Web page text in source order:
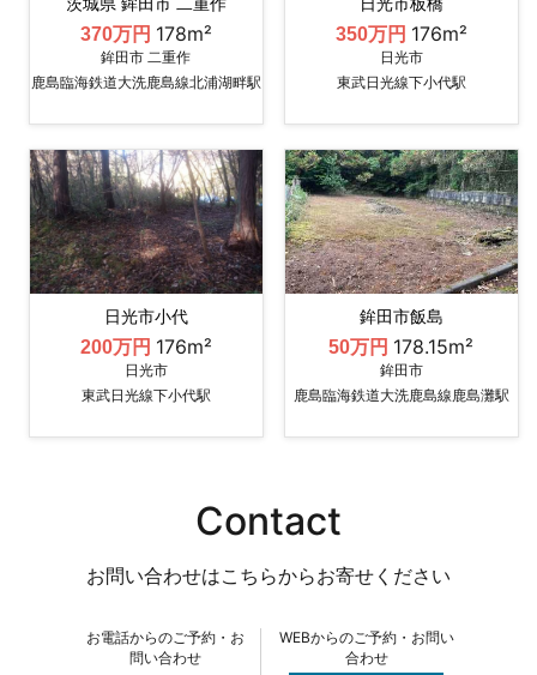
370万円 178m²
鉾田市 二重作
鹿島臨海鉄道大洗鹿島線北浦湖畔駅
350万円 176m²
日光市
東武日光線下小代駅
日光市小代
200万円 176m²
日光市
東武日光線下小代駅
鉾田市飯島
50万円 178.15m²
鉾田市
鹿島臨海鉄道大洗鹿島線鹿島灘駅
Contact
お問い合わせはこちらからお寄せください
お電話からのご予約・お
問い合わせ
WEBからのご予約・お問い
合わせ